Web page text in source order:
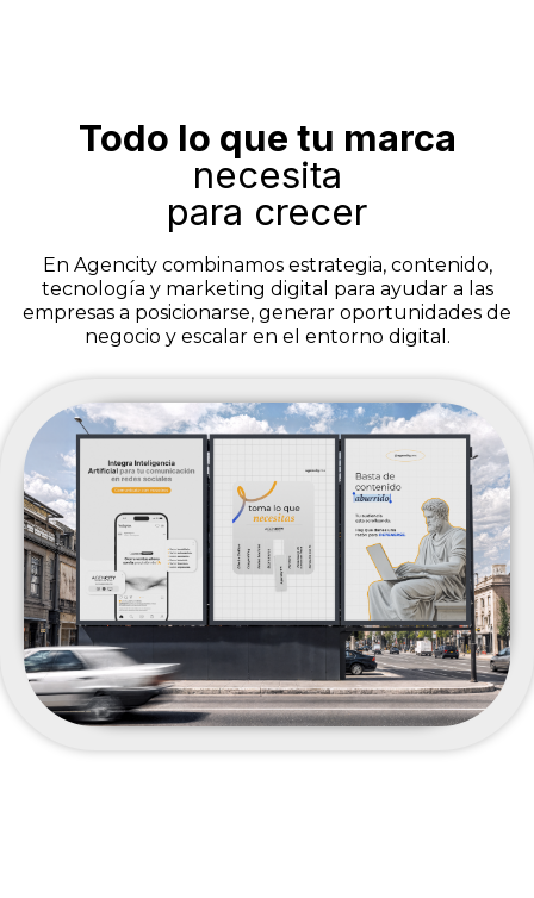
Todo lo que tu marca
necesita
para crecer
En Agencity combinamos estrategia, contenido,
tecnología y marketing digital para ayudar a las
empresas a posicionarse, generar oportunidades de
negocio y escalar en el entorno digital.